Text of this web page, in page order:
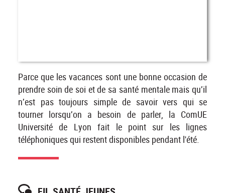
Parce que les vacances sont une bonne occasion de
prendre soin de soi et de sa santé mentale mais qu’il
n’est pas toujours simple de savoir vers qui se
tourner lorsqu’on a besoin de parler, la ComUE
Université de Lyon fait le point sur les lignes
téléphoniques qui restent disponibles pendant l'été.